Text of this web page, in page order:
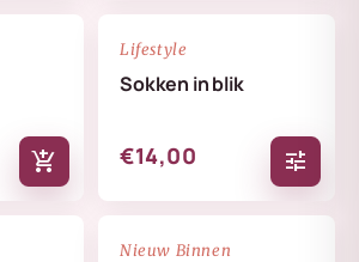
add_shopping_cart
NIEUW
Lifestyle
Sokken in blik
€14,00 tune
NIEUW
Nieuw Binnen